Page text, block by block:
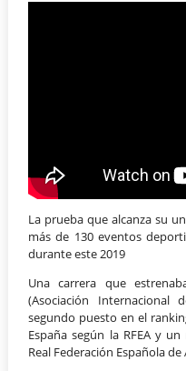
La prueba que alcanza su
más de 130 eventos
durante este 2019
Una carrera que
(Asociación Internacional
segundo puesto en el
España según la RFEA y
Real Federación Española de